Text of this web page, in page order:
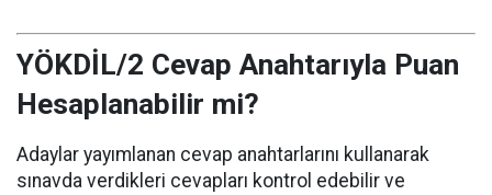
YÖKDİL/2 Cevap Anahtarıyla Puan
Hesaplanabilir mi?
Adaylar yayımlanan cevap anahtarlarını kullanarak
sınavda verdikleri cevapları kontrol edebilir ve